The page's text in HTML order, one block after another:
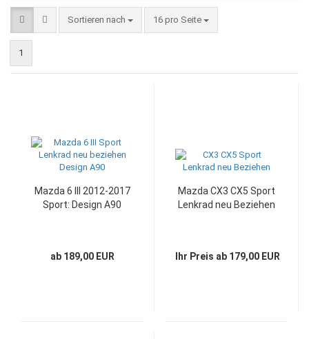
Sortieren nach
Sortieren nach 16 pro Seite
pro Seite
1
Mazda 6 III 2012-2017
Sport: Design A90
ab 189,00 EUR
Mazda CX3 CX5 Sport
Lenkrad neu Beziehen
Ihr Preis ab 179,00 EUR